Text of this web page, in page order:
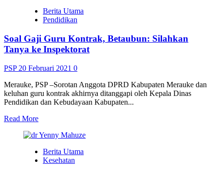
Hotel
Hadirkan
Baru
yang
Menggugah
Selara
Anda
Berita Utama
Pendidikan
Soal Gaji Guru Kontrak, Betaubun: Silahkan
Tanya ke Inspektorat
PSP 20 Februari 2021 0
Merauke, PSP –Sorotan Anggota DPRD Kabupaten Merauke dan
keluhan guru kontrak akhirnya ditanggapi oleh Kepala Dinas
Pendidikan dan Kebudayaan Kabupaten...
Read MoreRead
about
Gaji
Guru
Berita Utama
Kesehatan